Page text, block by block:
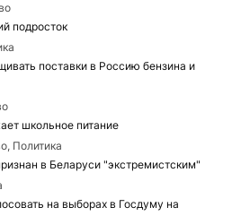
подросток
поставки в Россию бензина и
школьное питание
Политика
в Беларуси "экстремистским"
на выборах в Госдуму на